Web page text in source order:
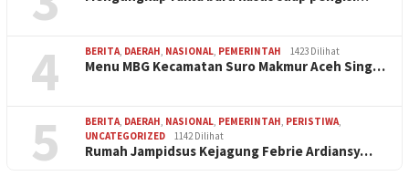
4 BERITA, DAERAH, NASIONAL, PEMERINTAH 1423 Dilihat
Menu MBG Kecamatan Suro Makmur Aceh Sing…
5 BERITA, DAERAH, NASIONAL, PEMERINTAH, PERISTIWA,
UNCATEGORIZED
1142 Dilihat
Rumah Jampidsus Kejagung Febrie Ardiansy…